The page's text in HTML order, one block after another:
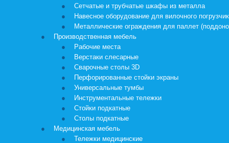
Сетчатые и трубчатые шкафы из металла
Навесное оборудование для вилочного
Металлические ограждения для паллет
Производственная мебель
Рабочие места
Верстаки слесарные
Сварочные столы 3D
Перфорированные стойки экраны
Универсальные тумбы
Инструментальные тележки
Стойки подкатные
Столы подкатные
Медицинская мебель
Тележки медицинские